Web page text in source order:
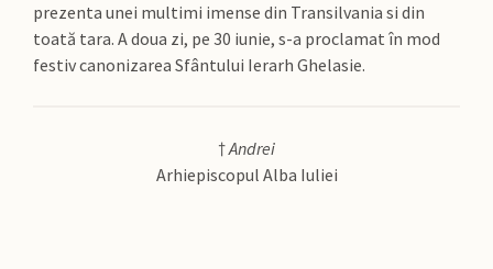
prezenta unei multimi imense din Transilvania si din
toată tara. A doua zi, pe 30 iunie, s-a proclamat în mod
festiv canonizarea Sfântului Ierarh Ghelasie.
†Andrei
Arhiepiscopul Alba Iuliei